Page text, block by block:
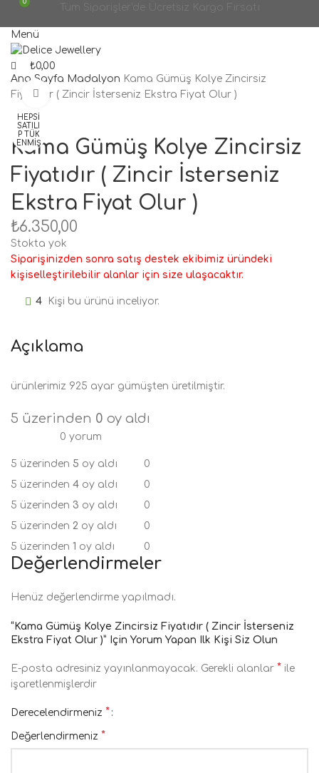
Menü
0
₺0,00
Ana Sayfa Madalyon Kama Gümüş Kolye Zincirsiz
Fiyatıdır ( Zincir İsterseniz Ekstra Fiyat Olur )
HEPSI
SATILI
P TÜK
ENMIŞ
Büyütmek için tıklayın
Kama Gümüş Kolye Zincirsiz
Fiyatıdır ( Zincir İsterseniz
Ekstra Fiyat Olur )
₺6.350,00
Stokta yok
Siparişinizden sonra satış destek ekibimiz üründeki
kişiselleştirilebilir alanlar için size ulaşacaktır.
4 Kişi bu ürünü inceliyor.
Açıklama
ürünlerimiz 925 ayar gümüşten üretilmiştir.
5 üzerinden 0 oy aldı
0 yorum
5 üzerinden 5 oy aldı
0
5 üzerinden 4 oy aldı
0
5 üzerinden 3 oy aldı
0
5 üzerinden 2 oy aldı
0
5 üzerinden 1 oy aldı 0
Değerlendirmeler
Henüz değerlendirme yapılmadı.
“Kama Gümüş Kolye Zincirsiz Fiyatıdır ( Zincir İsterseniz
Ekstra Fiyat Olur )” Için Yorum Yapan Ilk Kişi Siz Olun
E-posta adresiniz yayınlanmayacak. Gerekli alanlar * ile
işaretlenmişlerdir
Derecelendirmeniz *
Değerlendirmeniz *